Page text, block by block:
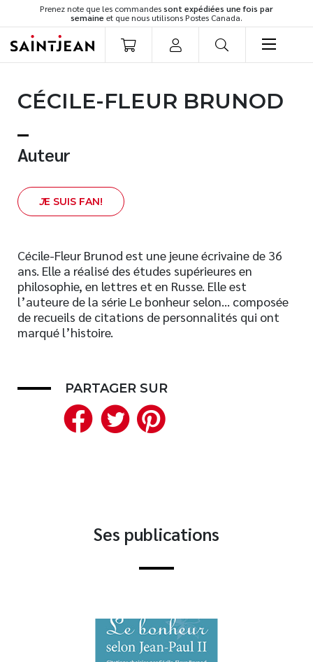
Prenez note que les commandessont expédiées une fois par
semaine et que nous utilisons Postes Canada.
LIVRES
Romans
Développement personnel
Spiritualité
Famille
Témoignages
Vie pratique
Finances
Nouveautés
Meilleurs vendeurs
Page vedette
CÉCILE-FLEUR BRUNOD
Auteur
JE SUIS FAN!
Cécile-Fleur Brunod est une jeune écrivaine de 36
ans. Elle a réalisé des études supérieures en
philosophie, en lettres et en Russe. Elle est
l’auteure de la série Le bonheur selon… composée
de recueils de citations de personnalités qui ont
marqué l’histoire.
PARTAGER SUR
Facebook
Twitter
Ses publications